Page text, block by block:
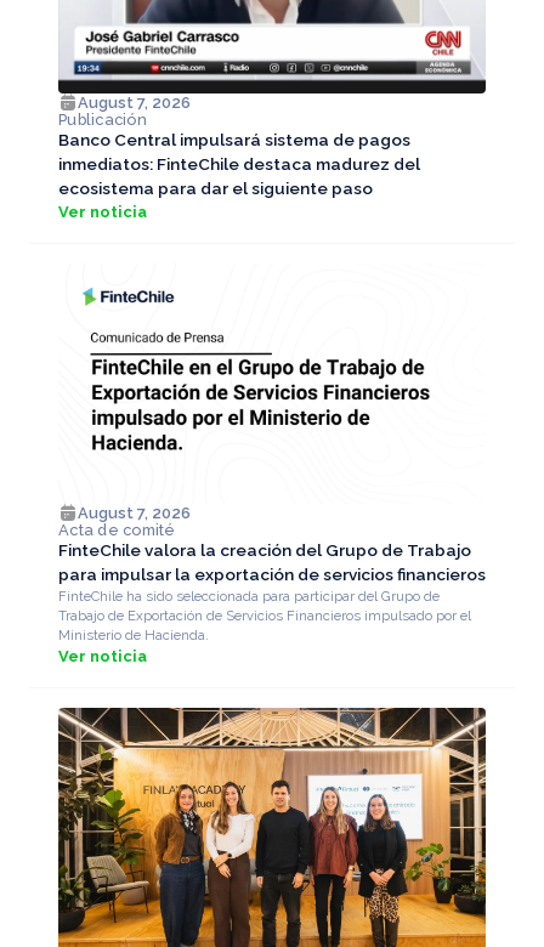
August 7, 2026
Publicación
Banco Central impulsará sistema de pagos
inmediatos: FinteChile destaca madurez del
ecosistema para dar el siguiente paso
Ver noticia
August 7, 2026
Acta de comité
FinteChile valora la creación del Grupo de Trabajo
para impulsar la exportación de servicios financieros
FinteChile ha sido seleccionada para participar del Grupo de
Trabajo de Exportación de Servicios Financieros impulsado por el
Ministerio de Hacienda.
Ver noticia